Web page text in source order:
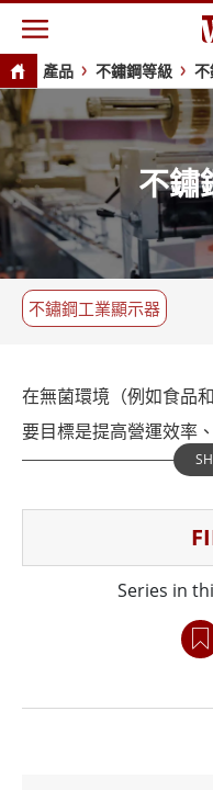
產品 不鏽鋼等級
不鏽
不鏽鋼工業顯示器
在無菌環境（例如食品
要目標是提高營運效率
產品完整性。工業電腦
的無縫自動化，減少人
險。
融程提供各種具有不同
有針對各種工業應用量
能性可確保無縫整合到
Series in